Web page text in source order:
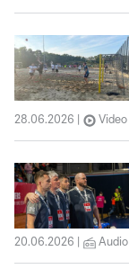
28.06.2026 Video
20.06.2026 Audio